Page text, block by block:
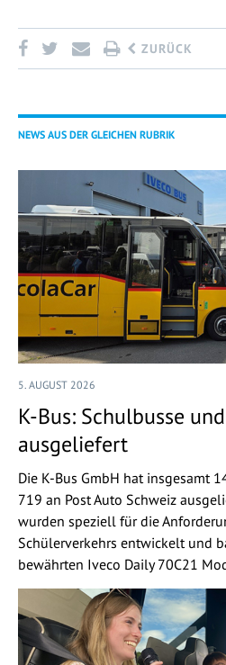
ZURÜCK
NEWS AUS DER GLEICHEN RUBRIK
5. AUGUST 2026
K-Bus: Schulbusse
ausgeliefert
Die K-Bus GmbH hat insgesamt
719 an Post Auto Schweiz
wurden speziell für die
Schülerverkehrs entwickelt und
bewährten Iveco Daily 70C21